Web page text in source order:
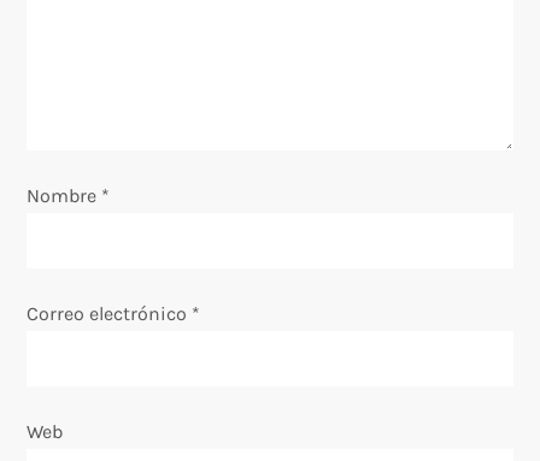
t
a
a
Nombre *
Correo electrónico *
Web